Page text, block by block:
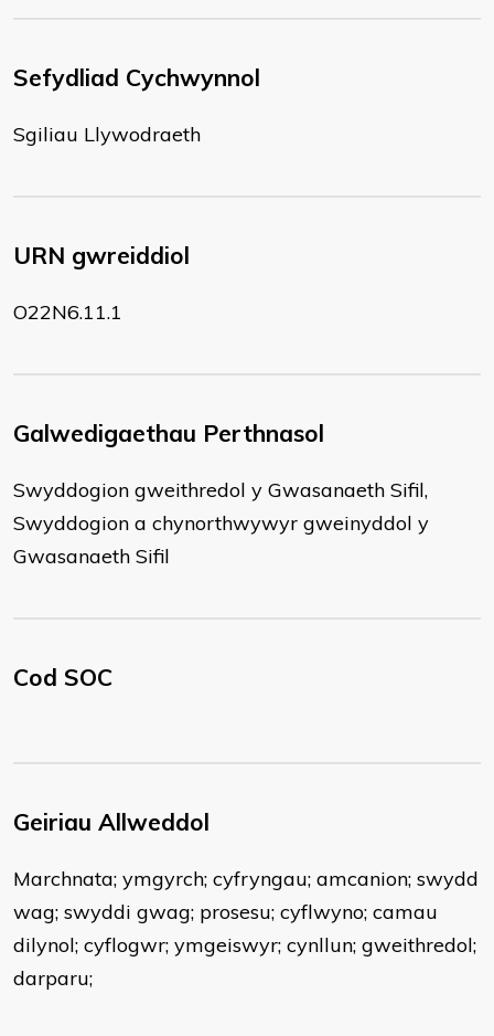
Sefydliad Cychwynnol
Sgiliau Llywodraeth
URN gwreiddiol
O22N6.11.1
Galwedigaethau Perthnasol
Swyddogion gweithredol y Gwasanaeth Sifil,
Swyddogion a chynorthwywyr gweinyddol y
Gwasanaeth Sifil
Cod SOC
Geiriau Allweddol
Marchnata; ymgyrch; cyfryngau; amcanion; swydd
wag; swyddi gwag; prosesu; cyflwyno; camau
dilynol; cyflogwr; ymgeiswyr; cynllun; gweithredol;
darparu;